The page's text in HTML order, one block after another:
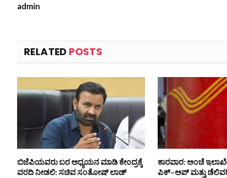
admin
RELATED POSTS
ಬಿಜೆಪಿಯವರು ಬರ ಅಧ್ಯಯನ ಮಾಡಿ ಕೇಂದ್ರಕ್ಕೆ
ವರದಿ ನೀಡಲಿ: ಸಚಿವ ಸಂತೋಷ್ ಲಾಡ್
ಕಾರವಾರ: ಅಂಚೆ
ಪಿಕ್–ಅಪ್ ಮತ್ತು